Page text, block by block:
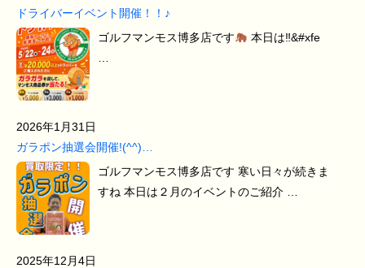
ドライバーイベント開催！！♪
ゴルフマンモス博多店です
本日は‼&#xfe
2026年1月31日
ガラポン抽選会開催!(^^)…
ゴルフマンモス博多店です 寒い日々が続きま
すね 本日は２月のイベントのご紹介 …
2025年12月4日